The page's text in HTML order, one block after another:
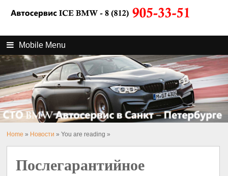
Mobile Menu
Home » Новости » You are reading »
Послегарантийное